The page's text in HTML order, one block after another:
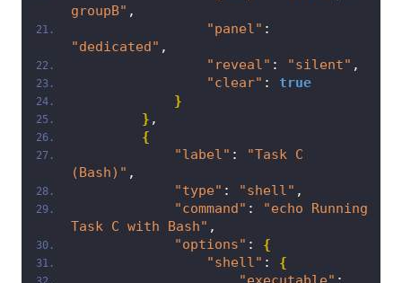
groupB" ,
"panel"
"dedicated" ,
"reveal" : "silent" ,
"clear" : true
}
} ,
{
"label" :
"Task C
(Bash)" ,
"type" : "shell" ,
"command" :
"echo Running
Task C with Bash" ,
"options" : {
"shell" : {